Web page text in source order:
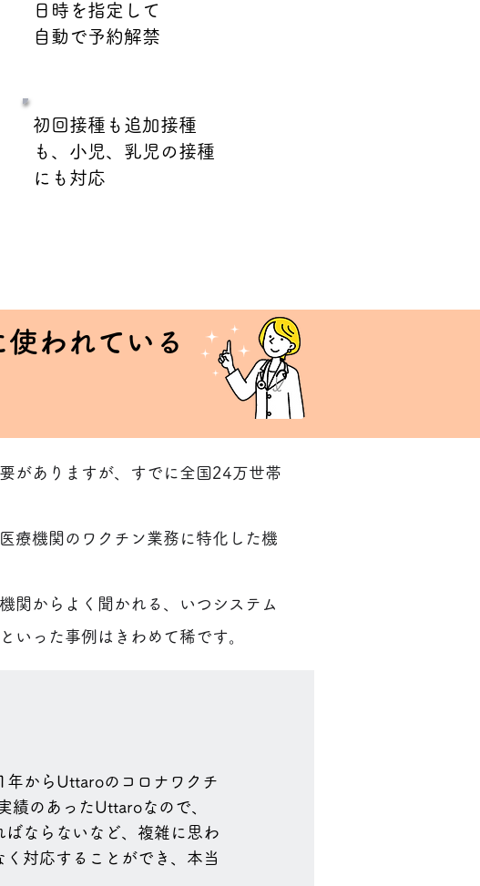
日時を指定して
自動で予約解禁
初回接種も追加接種
も、小児、乳児の接種
にも対応
われている
がありますが、すでに全国24万世帯
療機関のワクチン業務に特化した機
関からよく聞かれる、いつシステム
いった事例はきわめて稀です。
からUttaroのコロナワクチ
績のあったUttaroなので、
ならないなど、複雑に思わ
対応することができ、本当